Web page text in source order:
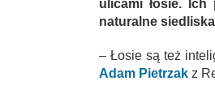
ulicami łosie.
naturalne
– Łosie są też
Adam Pietrzak z